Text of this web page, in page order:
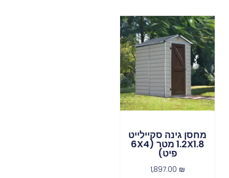
מחסן גינה סקיילייט
1.2X1.8 מטר (6X4
פיט)
1,897.00 ₪